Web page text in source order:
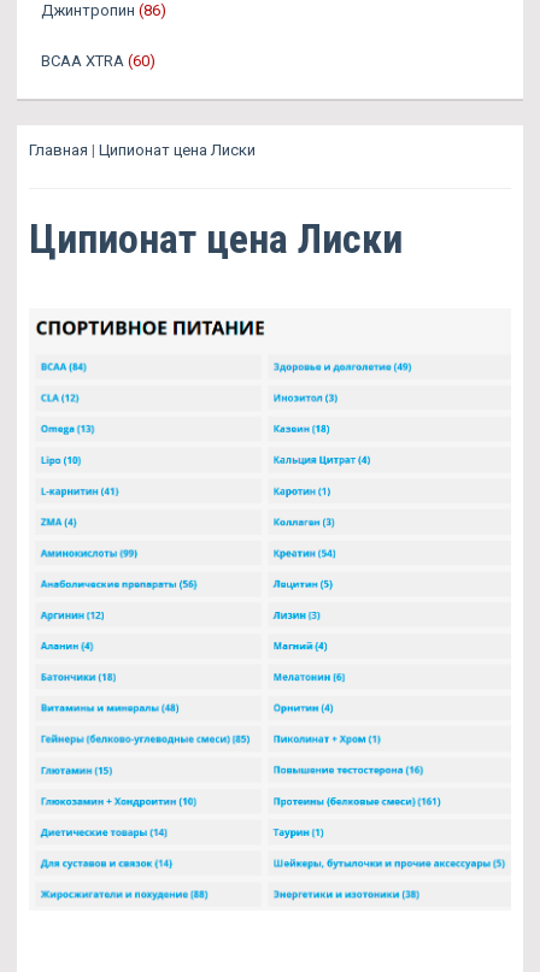
Джинтропин (86)
BCAA XTRA (60)
Главная | Ципионат цена Лиски
Ципионат цена Лиски